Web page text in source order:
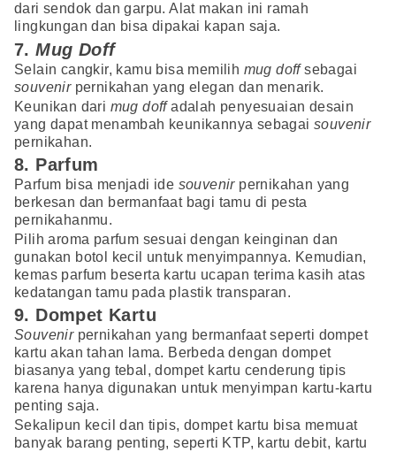
dari sendok dan garpu. Alat makan ini ramah
lingkungan dan bisa dipakai kapan saja.
7.Mug Doff
Selain cangkir, kamu bisa memilih mug doffsebagai
souvenirpernikahan yang elegan dan menarik.
Keunikan dari mug doffadalah penyesuaian desain
yang dapat menambah keunikannya sebagai souvenir
pernikahan.
8. Parfum
Parfum bisa menjadi ide souvenirpernikahan yang
berkesan dan bermanfaat bagi tamu di pesta
pernikahanmu.
Pilih aroma parfum sesuai dengan keinginan dan
gunakan botol kecil untuk menyimpannya. Kemudian,
kemas parfum beserta kartu ucapan terima kasih atas
kedatangan tamu pada plastik transparan.
9. Dompet Kartu
Souvenirpernikahan yang bermanfaat seperti dompet
kartu akan tahan lama. Berbeda dengan dompet
biasanya yang tebal, dompet kartu cenderung tipis
karena hanya digunakan untuk menyimpan kartu-kartu
penting saja.
Sekalipun kecil dan tipis, dompet kartu bisa memuat
banyak barang penting, seperti KTP, kartu debit, kartu